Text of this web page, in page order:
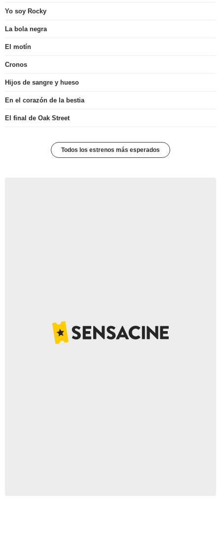
Yo soy Rocky
La bola negra
El motín
Cronos
Hijos de sangre y hueso
En el corazón de la bestia
El final de Oak Street
Todos los estrenos más esperados